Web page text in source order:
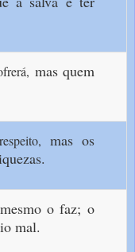
mas quem
mas os
o faz;o
mal.